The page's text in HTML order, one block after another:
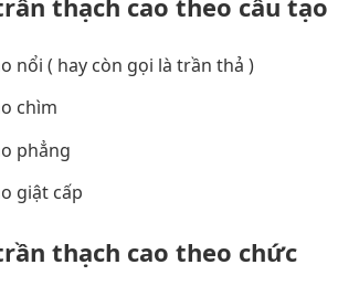
thạch cao theo cấu tạo
nổi ( hay còn gọi là trần thả )
chìm
phẳng
giật cấp
thạch cao theo chức